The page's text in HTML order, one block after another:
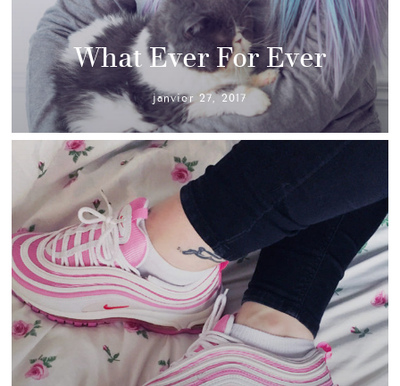
What Ever For Ever
janvier 27, 2017